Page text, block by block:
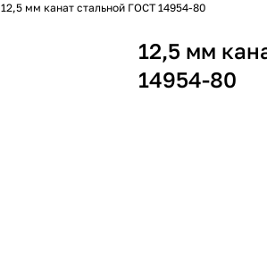
12,5 мм канат стальной ГОСТ 14954-80
12,5 мм
14954-80